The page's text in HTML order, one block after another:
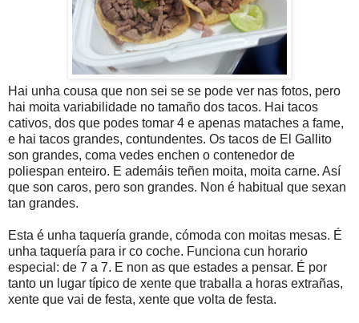
Hai unha cousa que non sei se se pode ver nas fotos, pero
hai moita variabilidade no tamaño dos tacos. Hai tacos
cativos, dos que podes tomar 4 e apenas mataches a fame,
e hai tacos grandes, contundentes. Os tacos de El Gallito
son grandes, coma vedes enchen o contenedor de
poliespan enteiro. E ademáis teñen moita, moita carne. Así
que son caros, pero son grandes. Non é habitual que sexan
tan grandes.
Esta é unha taquería grande, cómoda con moitas mesas. É
unha taquería para ir co coche. Funciona cun horario
especial: de 7 a 7. E non as que estades a pensar. É por
tanto un lugar típico de xente que traballa a horas extrañas,
xente que vai de festa, xente que volta de festa.